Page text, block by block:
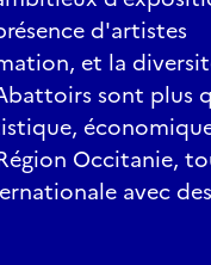
d'artistes
et la
sont plus
Occitanie,
avec des